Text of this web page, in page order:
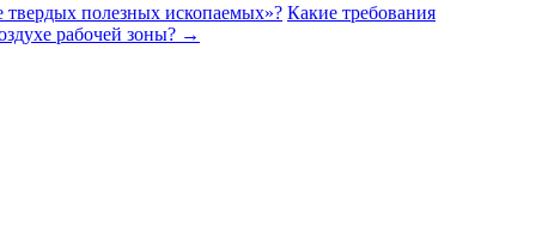
твердых полезных ископаемых»? Какие требования
рабочей зоны? →